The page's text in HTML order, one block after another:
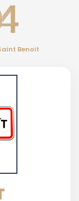
Benoit